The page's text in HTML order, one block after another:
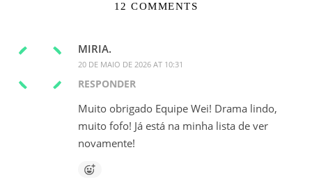
12 COMMENTS
MIRIA.
20 DE MAIO DE 2026 AT 10:31
RESPONDER
Muito obrigado Equipe Wei! Drama lindo,
muito fofo! Já está na minha lista de ver
novamente!